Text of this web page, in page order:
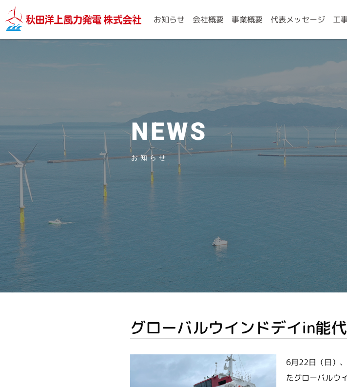
お知らせ 会社概要 事業概要 代表メッセージ 工
NEWS
お知らせ
グローバルウインドデイin能
6月22日（日）
たグローバルウ